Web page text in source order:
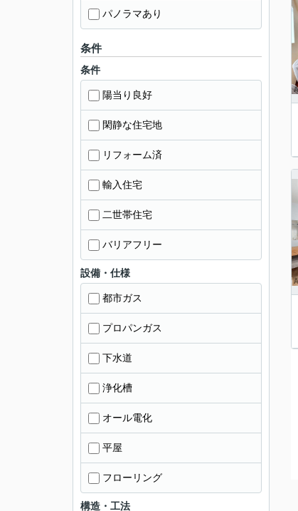
パノラマあり
条件
条件
陽当り良好
閑静な住宅地
リフォーム済
輸入住宅
二世帯住宅
バリアフリー
設備・仕様
都市ガス
プロパンガス
下水道
浄化槽
オール電化
平屋
フローリング
構造・工法